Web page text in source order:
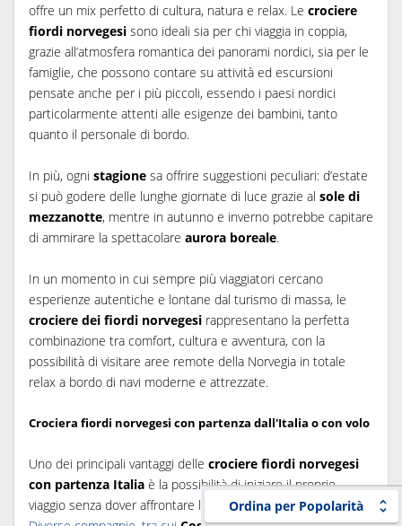
Ordina per Popolarità
offre un mix perfetto di cultura, natura e relax. Le crociere
fiordi norvegesi sono ideali sia per chi viaggia in coppia,
grazie all’atmosfera romantica dei panorami nordici, sia per le
famiglie, che possono contare su attività ed escursioni
pensate anche per i più piccoli, essendo i paesi nordici
particolarmente attenti alle esigenze dei bambini, tanto
quanto il personale di bordo.
In più, ogni stagione sa offrire suggestioni peculiari: d’estate
si può godere delle lunghe giornate di luce grazie al sole di
mezzanotte, mentre in autunno e inverno potrebbe capitare
di ammirare la spettacolare aurora boreale.
In un momento in cui sempre più viaggiatori cercano
esperienze autentiche e lontane dal turismo di massa, le
crociere dei fiordi norvegesi rappresentano la perfetta
combinazione tra comfort, cultura e avventura, con la
possibilità di visitare aree remote della Norvegia in totale
relax a bordo di navi moderne e attrezzate.
Crociera fiordi norvegesi con partenza dall'Italia o con volo
Uno dei principali vantaggi delle crociere fiordi norvegesi
con partenza Italia è la possibilità di iniziare il proprio
viaggio senza dover affrontare lunghi voli.